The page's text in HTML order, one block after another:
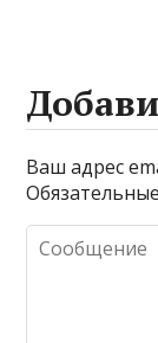
Ваш адрес